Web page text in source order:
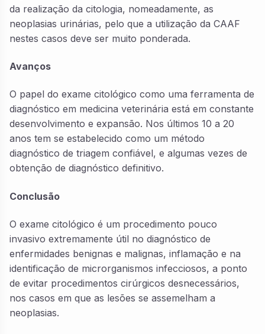
da realização da citologia, nomeadamente, as
neoplasias urinárias, pelo que a utilização da CAAF
nestes casos deve ser muito ponderada.
Avanços
O papel do exame citológico como uma ferramenta de
diagnóstico em medicina veterinária está em constante
desenvolvimento e expansão. Nos últimos 10 a 20
anos tem se estabelecido como um método
diagnóstico de triagem confiável, e algumas vezes de
obtenção de diagnóstico definitivo.
Conclusão
O exame citológico é um procedimento pouco
invasivo extremamente útil no diagnóstico de
enfermidades benignas e malignas, inflamação e na
identificação de microrganismos infecciosos, a ponto
de evitar procedimentos cirúrgicos desnecessários,
nos casos em que as lesões se assemelham a
neoplasias.